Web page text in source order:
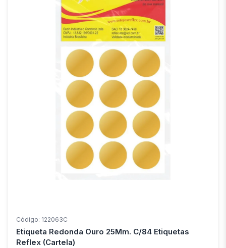
Código: 122063C
Etiqueta Redonda Ouro 25Mm. C/84 Etiquetas
Reflex (Cartela)